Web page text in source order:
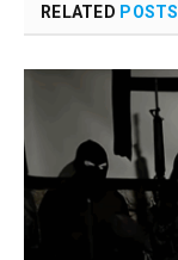
RELATED POSTS